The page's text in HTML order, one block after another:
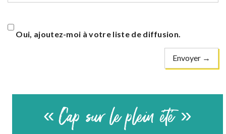
Oui, ajoutez-moi à votre liste de diffusion.
« Cap sur le plein été »